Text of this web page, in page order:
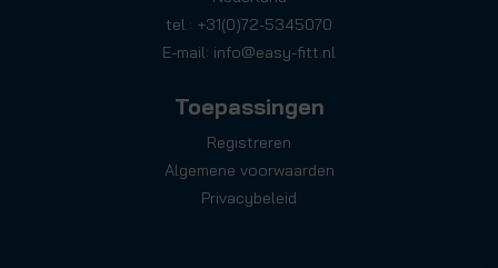
tel.: +31(0)72-5345070
E-mail: info@easy-fitt.nl
Toepassingen
Registreren
Algemene voorwaarden
Privacybeleid